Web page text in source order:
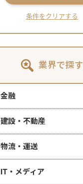
条件をクリアする
業界で探す
金融
建設・不動産
物流・運送
IT・メディア